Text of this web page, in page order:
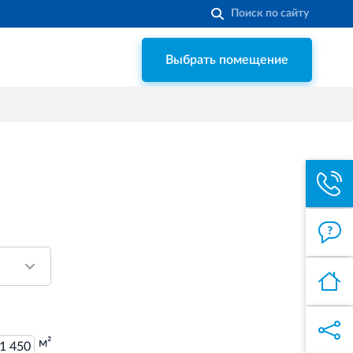
Строительная система ROSSTRO‐
Выбрать помещение
1 450 м²